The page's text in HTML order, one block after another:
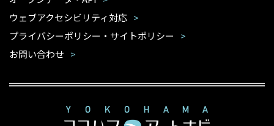
ウェブアクセシビリティ対応
プライバシーポリシー・サイトポリシー
お問い合わせ